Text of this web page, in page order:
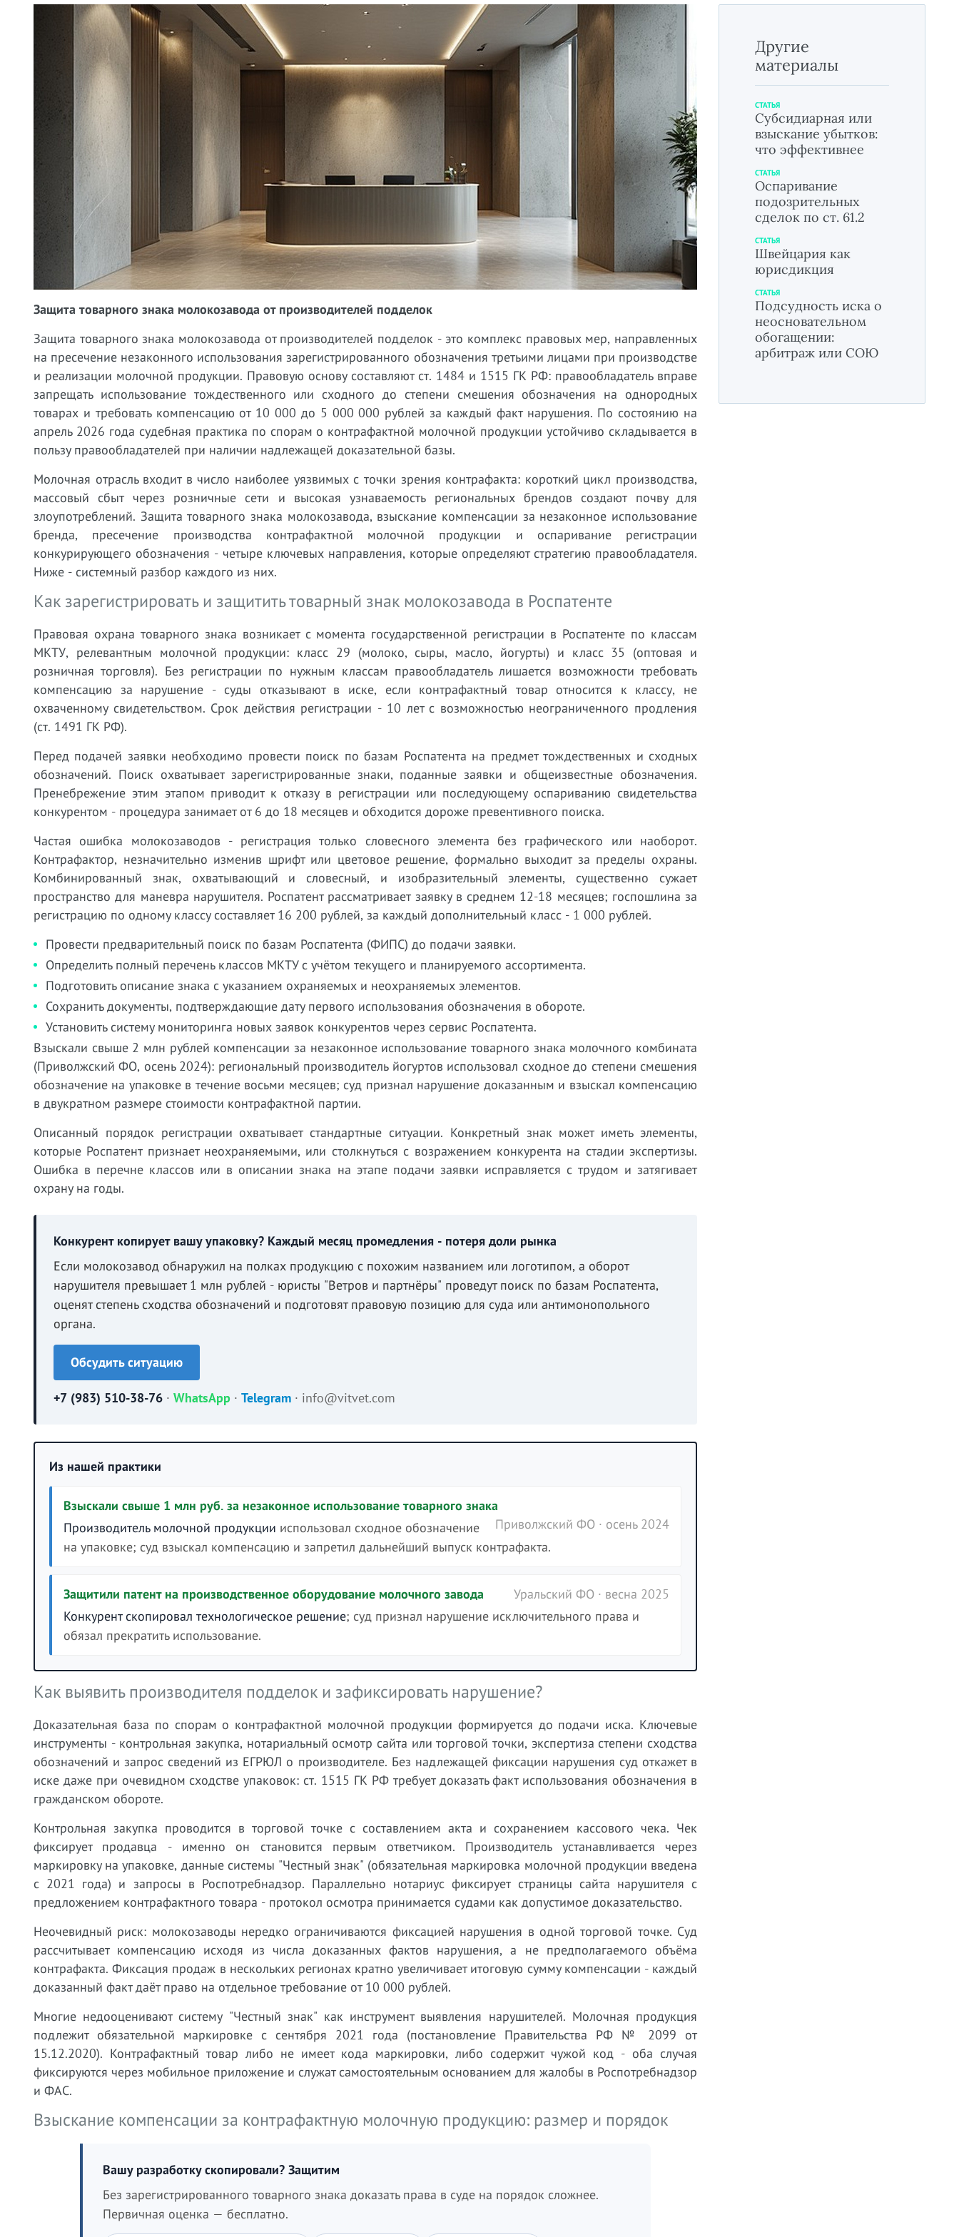
Защита товарного знака молокозавода от производителей подделок
Защита товарного знака молокозавода от производителей подделок - это комплекс правовых мер, направленных
на пресечение незаконного использования зарегистрированного обозначения третьими лицами при производстве
и реализации молочной продукции. Правовую основу составляют ст. 1484 и 1515 ГК РФ: правообладатель вправе
запрещать использование тождественного или сходного до степени смешения обозначения на однородных
товарах и требовать компенсацию от 10 000 до 5 000 000 рублей за каждый факт нарушения. По состоянию на
апрель 2026 года судебная практика по спорам о контрафактной молочной продукции устойчиво складывается в
пользу правообладателей при наличии надлежащей доказательной базы.
Молочная отрасль входит в число наиболее уязвимых с точки зрения контрафакта: короткий цикл производства,
массовый сбыт через розничные сети и высокая узнаваемость региональных брендов создают почву для
злоупотреблений. Защита товарного знака молокозавода, взыскание компенсации за незаконное использование
бренда, пресечение производства контрафактной молочной продукции и оспаривание регистрации
конкурирующего обозначения - четыре ключевых направления, которые определяют стратегию правообладателя.
Ниже - системный разбор каждого из них.
Как зарегистрировать и защитить товарный знак молокозавода в Роспатенте
Правовая охрана товарного знака возникает с момента государственной регистрации в Роспатенте по классам
МКТУ, релевантным молочной продукции: класс 29 (молоко, сыры, масло, йогурты) и класс 35 (оптовая и
розничная торговля). Без регистрации по нужным классам правообладатель лишается возможности требовать
компенсацию за нарушение - суды отказывают в иске, если контрафактный товар относится к классу, не
охваченному свидетельством. Срок действия регистрации - 10 лет с возможностью неограниченного продления
(ст. 1491 ГК РФ).
Перед подачей заявки необходимо провести поиск по базам Роспатента на предмет тождественных и сходных
обозначений. Поиск охватывает зарегистрированные знаки, поданные заявки и общеизвестные обозначения.
Пренебрежение этим этапом приводит к отказу в регистрации или последующему оспариванию свидетельства
конкурентом - процедура занимает от 6 до 18 месяцев и обходится дороже превентивного поиска.
Частая ошибка молокозаводов - регистрация только словесного элемента без графического или наоборот.
Контрафактор, незначительно изменив шрифт или цветовое решение, формально выходит за пределы охраны.
Комбинированный знак, охватывающий и словесный, и изобразительный элементы, существенно сужает
пространство для маневра нарушителя. Роспатент рассматривает заявку в среднем 12-18 месяцев; госпошлина за
регистрацию по одному классу составляет 16 200 рублей, за каждый дополнительный класс - 1 000 рублей.
Провести предварительный поиск по базам Роспатента (ФИПС) до подачи заявки.
Определить полный перечень классов МКТУ с учётом текущего и планируемого ассортимента.
Подготовить описание знака с указанием охраняемых и неохраняемых элементов.
Сохранить документы, подтверждающие дату первого использования обозначения в обороте.
Установить систему мониторинга новых заявок конкурентов через сервис Роспатента.
Взыскали свыше 2 млн рублей компенсации за незаконное использование товарного знака молочного комбината
(Приволжский ФО, осень 2024): региональный производитель йогуртов использовал сходное до степени смешения
обозначение на упаковке в течение восьми месяцев; суд признал нарушение доказанным и взыскал компенсацию
в двукратном размере стоимости контрафактной партии.
Описанный порядок регистрации охватывает стандартные ситуации. Конкретный знак может иметь элементы,
которые Роспатент признает неохраняемыми, или столкнуться с возражением конкурента на стадии экспертизы.
Ошибка в перечне классов или в описании знака на этапе подачи заявки исправляется с трудом и затягивает
охрану на годы.
Конкурент копирует вашу упаковку? Каждый месяц промедления - потеря доли рынка
Если молокозавод обнаружил на полках продукцию с похожим названием или логотипом, а оборот
нарушителя превышает 1 млн рублей - юристы "Ветров и партнёры" проведут поиск по базам Роспатента,
оценят степень сходства обозначений и подготовят правовую позицию для суда или антимонопольного
органа.
Обсудить ситуацию
+7 (983) 510-38-76 · WhatsApp · Telegram · info@vitvet.com
Из нашей практики
Взыскали свыше 1 млн руб. за незаконное использование товарного знака
Приволжский ФО · осень 2024
Производитель молочной продукции использовал сходное обозначение
на упаковке; суд взыскал компенсацию и запретил дальнейший выпуск контрафакта.
Защитили патент на производственное оборудование молочного завода
Уральский ФО · весна 2025
Конкурент скопировал технологическое решение; суд признал нарушение исключительного права и
обязал прекратить использование.
Как выявить производителя подделок и зафиксировать нарушение?
Доказательная база по спорам о контрафактной молочной продукции формируется до подачи иска. Ключевые
инструменты - контрольная закупка, нотариальный осмотр сайта или торговой точки, экспертиза степени сходства
обозначений и запрос сведений из ЕГРЮЛ о производителе. Без надлежащей фиксации нарушения суд откажет в
иске даже при очевидном сходстве упаковок: ст. 1515 ГК РФ требует доказать факт использования обозначения в
гражданском обороте.
Контрольная закупка проводится в торговой точке с составлением акта и сохранением кассового чека. Чек
фиксирует продавца - именно он становится первым ответчиком. Производитель устанавливается через
маркировку на упаковке, данные системы "Честный знак" (обязательная маркировка молочной продукции введена
с 2021 года) и запросы в Роспотребнадзор. Параллельно нотариус фиксирует страницы сайта нарушителя с
предложением контрафактного товара - протокол осмотра принимается судами как допустимое доказательство.
Неочевидный риск: молокозаводы нередко ограничиваются фиксацией нарушения в одной торговой точке. Суд
рассчитывает компенсацию исходя из числа доказанных фактов нарушения, а не предполагаемого объёма
контрафакта. Фиксация продаж в нескольких регионах кратно увеличивает итоговую сумму компенсации - каждый
доказанный факт даёт право на отдельное требование от 10 000 рублей.
Многие недооценивают систему "Честный знак" как инструмент выявления нарушителей. Молочная продукция
подлежит обязательной маркировке с сентября 2021 года (постановление Правительства РФ № 2099 от
15.12.2020). Контрафактный товар либо не имеет кода маркировки, либо содержит чужой код - оба случая
фиксируются через мобильное приложение и служат самостоятельным основанием для жалобы в Роспотребнадзор
и ФАС.
Взыскание компенсации за контрафактную молочную продукцию: размер и порядок
Вашу разработку скопировали? Защитим
Без зарегистрированного товарного знака доказать права в суде на порядок сложнее.
Первичная оценка — бесплатно.
Другие
материалы
СТАТЬЯ
Субсидиарная или
взыскание убытков:
что эффективнее
СТАТЬЯ
Оспаривание
подозрительных
сделок по ст. 61.2
СТАТЬЯ
Швейцария как
юрисдикция
СТАТЬЯ
Подсудность иска о
неосновательном
обогащении:
арбитраж или СОЮ